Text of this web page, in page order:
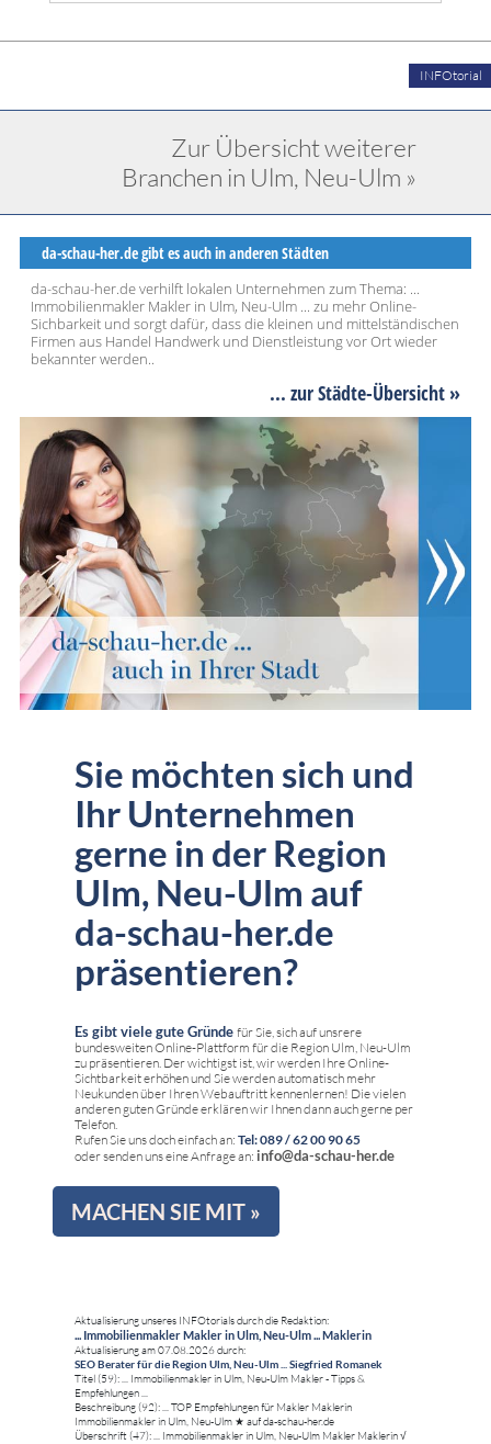
INFOtorial
Zur Übersicht weiterer
Branchen in Ulm, Neu-Ulm »
da-schau-her.de gibt es auch in anderen Städten
da-schau-her.de verhilft lokalen Unternehmen zum Thema: ...
Immobilienmakler Makler in Ulm, Neu-Ulm ... zu mehr Online-
Sichbarkeit und sorgt dafür, dass die kleinen und mittelständischen
Firmen aus Handel Handwerk und Dienstleistung vor Ort wieder
bekannter werden..
... zur Städte-Übersicht »
Sie möchten sich und
Ihr Unternehmen
gerne in der Region
Ulm, Neu-Ulm auf
da-schau-her.de
präsentieren?
Es gibt viele gute Gründe für Sie, sich auf unsrere
bundesweiten Online-Plattform für die Region Ulm, Neu-Ulm
zu präsentieren. Der wichtigst ist, wir werden Ihre Online-
Sichtbarkeit erhöhen und Sie werden automatisch mehr
Neukunden über Ihren Webauftritt kennenlernen! Die vielen
anderen guten Gründe erklären wir Ihnen dann auch gerne per
Telefon.
Rufen Sie uns doch einfach an: Tel: 089 / 62 00 90 65
oder senden uns eine Anfrage an: info@da-schau-her.de
MACHEN SIE MIT »
Aktualisierung unseres INFOtorials durch die Redaktion:
... Immobilienmakler Makler in Ulm, Neu-Ulm ... Maklerin
Aktualisierung am 07.08.2026 durch:
SEO Berater für die Region Ulm, Neu-Ulm ... Siegfried Romanek
Titel (59): ... Immobilienmakler in Ulm, Neu-Ulm Makler - Tipps &
Empfehlungen ...
Beschreibung (92): ... TOP Empfehlungen für Makler Maklerin
Immobilienmakler in Ulm, Neu-Ulm ★ auf da-schau-her.de
Überschrift (47): ... Immobilienmakler in Ulm, Neu-Ulm Makler Maklerin √